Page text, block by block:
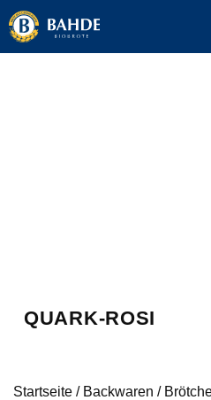
QUARK-ROSI
Startseite / Backwaren /